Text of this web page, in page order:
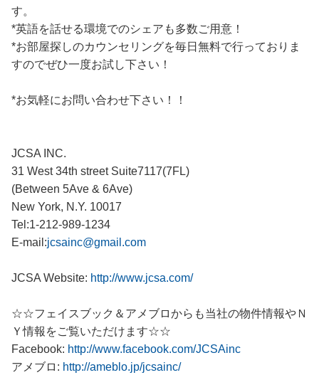
す。
*英語を話せる環境でのシェアも多数ご用意！
*お部屋探しのカウンセリングを毎日無料で行っておりま
すのでぜひ一度お試し下さい！
*お気軽にお問い合わせ下さい！！
JCSA INC.
31 West 34th street Suite7117(7FL)
(Between 5Ave & 6Ave)
New York, N.Y. 10017
Tel:1-212-989-1234
E-mail:jcsainc@gmail.com
JCSA Website: http://www.jcsa.com/
☆☆フェイスブック＆アメブロからも当社の物件情報やＮ
Ｙ情報をご覧いただけます☆☆
Facebook: http://www.facebook.com/JCSAinc
アメブロ: http://ameblo.jp/jcsainc/